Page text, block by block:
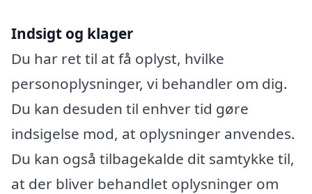
Indsigt og klager
Du har ret til at få oplyst, hvilke
personoplysninger, vi behandler om dig.
Du kan desuden til enhver tid gøre
indsigelse mod, at oplysninger anvendes.
Du kan også tilbagekalde dit samtykke til,
at der bliver behandlet oplysninger om